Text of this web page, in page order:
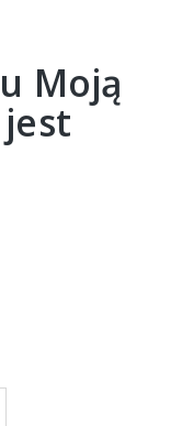
Moją
jest
płatności